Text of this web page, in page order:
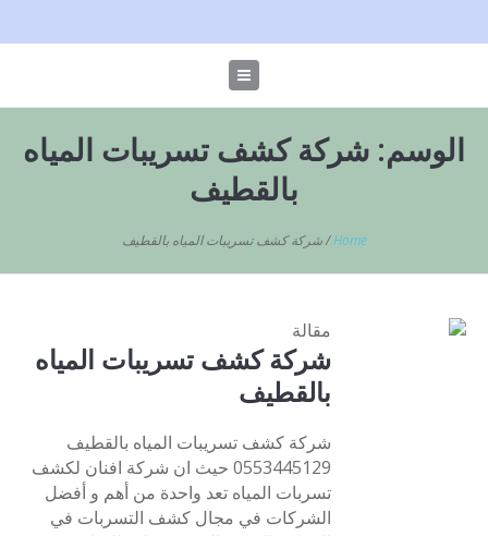
الوسم: شركة كشف تسريبات المياه
بالقطيف
Home
/شركة كشف تسريبات المياه بالقطيف
مقالة
شركة كشف تسريبات المياه
بالقطيف
شركة كشف تسريبات المياه بالقطيف
0553445129 حيث ان شركة افنان لكشف
تسربات المياه تعد واحدة من أهم و أفضل
الشركات في مجال كشف التسربات في